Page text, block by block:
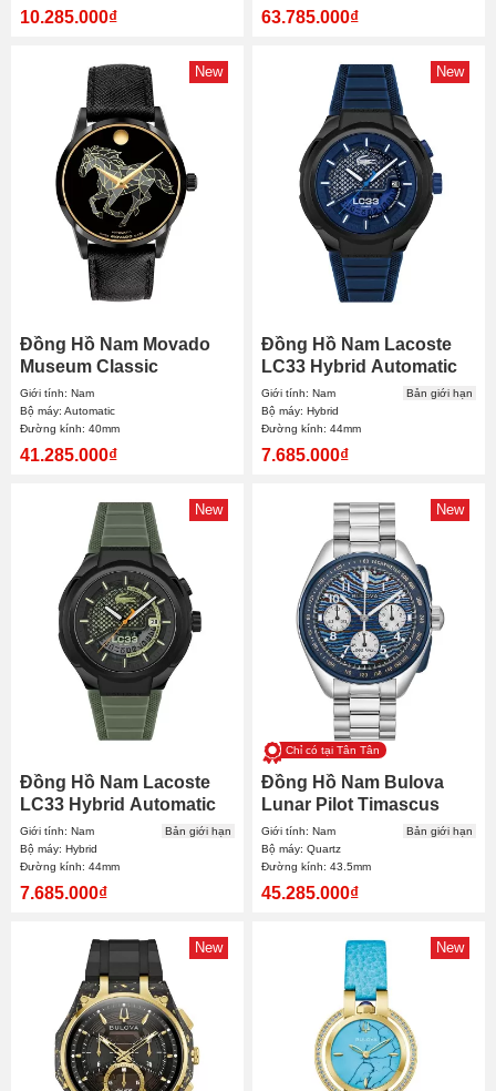
10.285.000₫ 63.785.000₫
New
Đồng Hồ Nam Movado
Museum Classic
Automatic 0608008
40mm
Giới tính: Nam
Bộ máy: Automatic
Đường kính: 40mm
41.285.000₫
New
Đồng Hồ Nam Lacoste
LC33 Hybrid Automatic
2011467 44mm
Giới tính: Nam
Bộ máy: Hybrid
Đường kính: 44mm
Bản giới hạn
7.685.000₫
New
Đồng Hồ Nam Lacoste
LC33 Hybrid Automatic
2011466 44mm
Giới tính: Nam
Bộ máy: Hybrid
Đường kính: 44mm
Bản giới hạn
7.685.000₫
Chỉ có tại Tân Tân
New
Đồng Hồ Nam Bulova
Lunar Pilot Timascus
Limited 98A329 43.5mm
Giới tính: Nam
Bộ máy: Quartz
Đường kính: 43.5mm
Bản giới hạn
45.285.000₫
New New